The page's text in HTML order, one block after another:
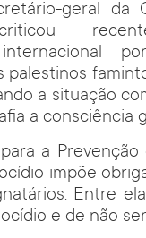
geral da
internacional
palestinos
a situação
a consciência
a Prevenção
impõe
Entre
e de não